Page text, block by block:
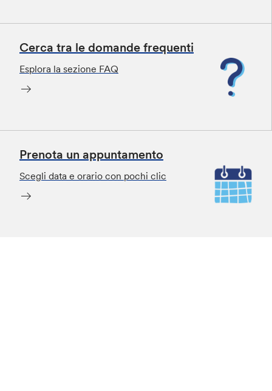
Cerca tra le domande frequenti
Esplora la sezione FAQ
Prenota un appuntamento
Scegli data e orario con pochi clic